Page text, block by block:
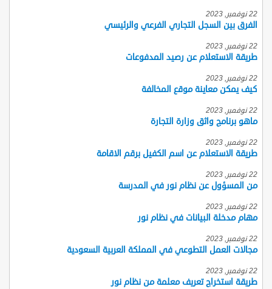
22 نوفمبر, 2023
الفرق بين السجل التجاري الفرعي والرئيسي
22 نوفمبر, 2023
طريقة الاستعلام عن رصيد المدفوعات
22 نوفمبر, 2023
كيف يمكن معاينة موقع المخالفة
22 نوفمبر, 2023
ماهو برنامج واثق وزارة التجارة
22 نوفمبر, 2023
طريقة الاستعلام عن اسم الكفيل برقم الاقامة
22 نوفمبر, 2023
من المسؤول عن نظام نور في المدرسة
22 نوفمبر, 2023
مهام مدخلة البيانات في نظام نور
22 نوفمبر, 2023
مجالات العمل التطوعي في المملكة العربية السعودية
22 نوفمبر, 2023
طريقة استخراج تعريف معلمة من نظام نور